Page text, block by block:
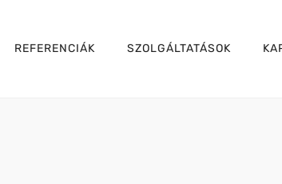
REFERENCIÁK SZOLGÁLTATÁSOK